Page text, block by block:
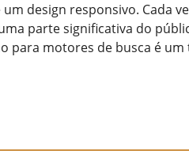
design responsivo. Cada
parte significativa do
para motores de busca é